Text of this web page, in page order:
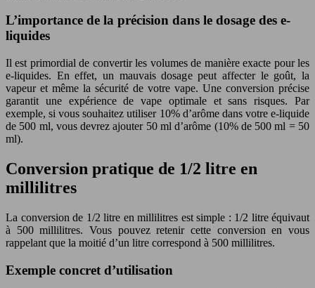
L’importance de la précision dans le dosage des e-
liquides
Il est primordial de convertir les volumes de manière exacte pour les
e-liquides. En effet, un mauvais dosage peut affecter le goût, la
vapeur et même la sécurité de votre vape. Une conversion précise
garantit une expérience de vape optimale et sans risques. Par
exemple, si vous souhaitez utiliser 10% d’arôme dans votre e-liquide
de 500 ml, vous devrez ajouter 50 ml d’arôme (10% de 500 ml = 50
ml).
Conversion pratique de 1/2 litre en
millilitres
La conversion de 1/2 litre en millilitres est simple : 1/2 litre équivaut
à 500 millilitres. Vous pouvez retenir cette conversion en vous
rappelant que la moitié d’un litre correspond à 500 millilitres.
Exemple concret d’utilisation